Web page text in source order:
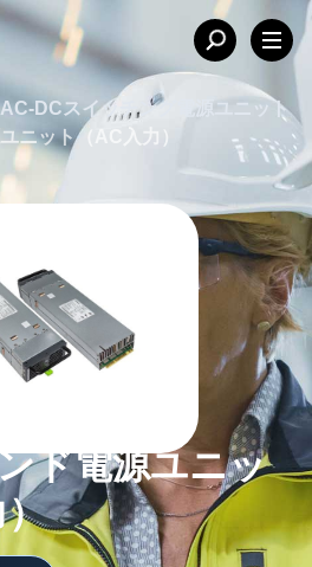
AC-DCスイッチング電源ユニット
ニット（AC入力）
ド電源ユニッ
）